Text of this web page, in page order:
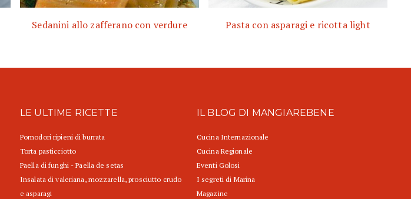
Sedanini allo zafferano con verdure Pasta con asparagi e ricotta light
LE ULTIME RICETTE
Pomodori ripieni di burrata
Torta pasticciotto
Paella di funghi - Paella de setas
Insalata di valeriana, mozzarella, prosciutto crudo
e asparagi
IL BLOG DI MANGIAREBENE
Cucina Internazionale
Cucina Regionale
Eventi Golosi
I segreti di Marina
Magazine